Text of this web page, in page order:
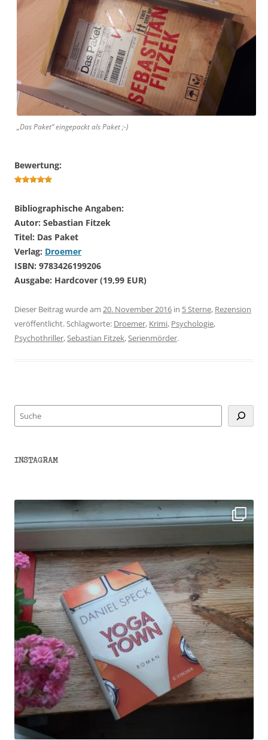
„Das Paket“ eingepackt als Paket ;-)
Bewertung:
Bibliographische Angaben:
Autor: Sebastian Fitzek
Titel: Das Paket
Verlag: Droemer
ISBN: 9783426199206
Ausgabe: Hardcover (19,99 EUR)
Dieser Beitrag wurde am 20. November 2016 in 5 Sterne, Rezension
veröffentlicht. Schlagworte: Droemer, Krimi, Psychologie,
Psychothriller,Sebastian Fitzek,Serienmörder.
Suchen
INSTAGRAM